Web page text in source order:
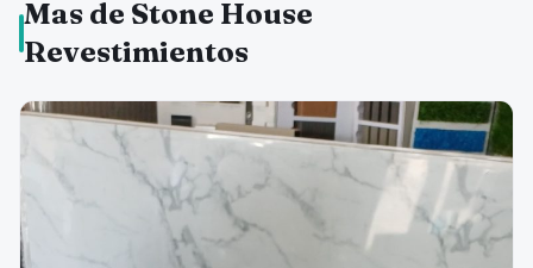
Mas de Stone House
Revestimientos